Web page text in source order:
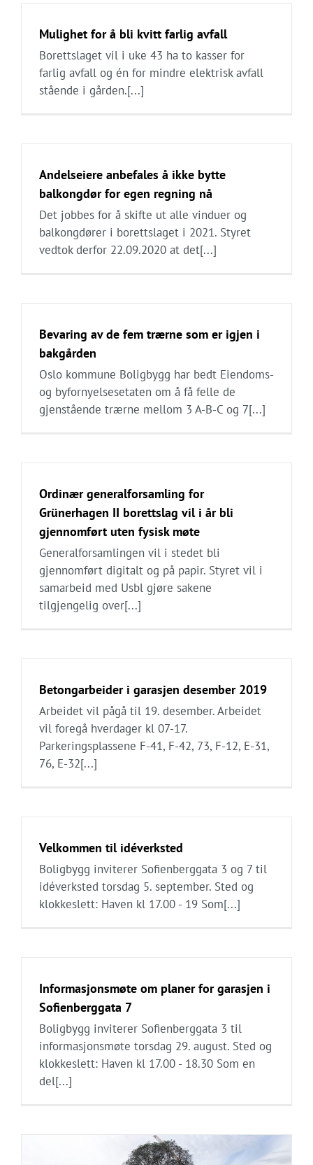
Mulighet for å bli kvitt farlig avfall
Borettslaget vil i uke 43 ha to kasser for
farlig avfall og én for mindre elektrisk avfall
stående i gården.[...]
Andelseiere anbefales å ikke bytte
balkongdør for egen regning nå
Det jobbes for å skifte ut alle vinduer og
balkongdører i borettslaget i 2021. Styret
vedtok derfor 22.09.2020 at det[...]
Bevaring av de fem trærne som er igjen i
bakgården
Oslo kommune Boligbygg har bedt Eiendoms-
og byfornyelsesetaten om å få felle de
gjenstående trærne mellom 3 A-B-C og 7[...]
Ordinær generalforsamling for
Grünerhagen II borettslag vil i år bli
gjennomført uten fysisk møte
Generalforsamlingen vil i stedet bli
gjennomført digitalt og på papir. Styret vil i
samarbeid med Usbl gjøre sakene
tilgjengelig over[...]
Betongarbeider i garasjen desember 2019
Arbeidet vil pågå til 19. desember. Arbeidet
vil foregå hverdager kl 07-17.
Parkeringsplassene F-41, F-42, 73, F-12, E-31,
76, E-32[...]
Velkommen til idéverksted
Boligbygg inviterer Sofienberggata 3 og 7 til
idéverksted torsdag 5. september. Sted og
klokkeslett: Haven kl 17.00 - 19 Som[...]
Informasjonsmøte om planer for garasjen i
Sofienberggata 7
Boligbygg inviterer Sofienberggata 3 til
informasjonsmøte torsdag 29. august. Sted og
klokkeslett: Haven kl 17.00 - 18.30 Som en
del[...]